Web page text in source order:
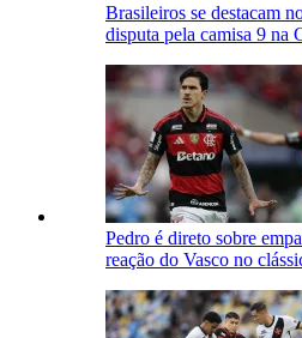
Brasileiros se destacam
disputa pela camisa 9 na
Pedro é direto sobre
reação do Vasco no